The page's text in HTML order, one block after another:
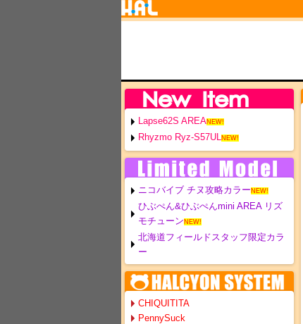
Lapse62S AREANEW!
Rhyzmo Ryz-S57ULNEW!
ニコバイブ チヌ攻略カラー NEW!
ひぶぺん&ひぶぺんmini AREA リズ
モチューン NEW!
北海道フィールドスタッフ限定カラ
ー
CHIQUITITA
PennySuck